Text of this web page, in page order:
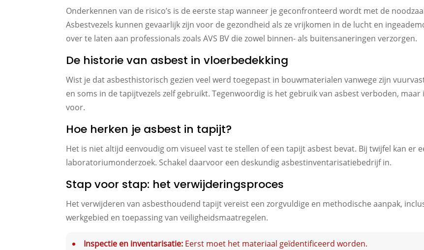
Onderkennen van de risico’s is de eerste stap wanneer je geconfronteerd wordt met de
Asbestvezels kunnen gevaarlijk zijn voor de gezondheid als ze vrijkomen in de lucht en
over te laten aan professionals zoals AVS BV die zowel binnen- als buitensaneringen verzorgen.
De historie van asbest in vloerbedekking
Wist je dat asbesthistorisch gezien veel werd toegepast in bouwmaterialen vanwege zijn
en soms in de tapijtvezels zelf gebruikt. Tegenwoordig is het gebruik van asbest verboden,
voor.
Hoe herken je asbest in tapijt?
Het is niet altijd eenvoudig om visueel vast te stellen of een tapijt asbest bevat. Bij twijfel kan er
laboratoriumonderzoek. Schakel daarvoor een deskundig asbestinventarisatiebedrijf in.
Stap voor stap: het verwijderingsproces
Het verwijderen van asbesthoudend tapijt vereist een zorgvuldige en methodische aanpak,
werkgebied en toepassing van veiligheidsmaatregelen.
Inspectie en inventarisatie: Eerst moet het materiaal geïdentificeerd worden.